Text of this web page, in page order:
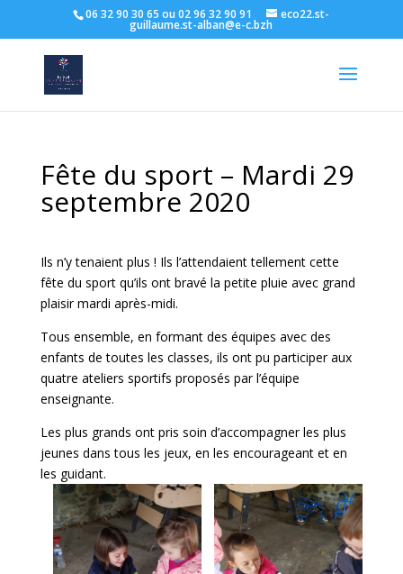
06 32 90 30 65 ou 02 96 32 90 91 eco22.st-
guillaume.st-alban@e-c.bzh
Fête du sport – Mardi 29
septembre 2020
Ils n’y tenaient plus ! Ils l’attendaient tellement cette
fête du sport qu’ils ont bravé la petite pluie avec grand
plaisir mardi après-midi.
Tous ensemble, en formant des équipes avec des
enfants de toutes les classes, ils ont pu participer aux
quatre ateliers sportifs proposés par l’équipe
enseignante.
Les plus grands ont pris soin d’accompagner les plus
jeunes dans tous les jeux, en les encourageant et en
les guidant.